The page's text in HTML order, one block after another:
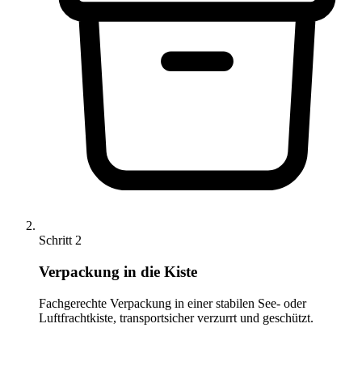
Schritt 2
Verpackung in die Kiste
Fachgerechte Verpackung in einer stabilen See- oder
Luftfrachtkiste, transportsicher verzurrt und geschützt.